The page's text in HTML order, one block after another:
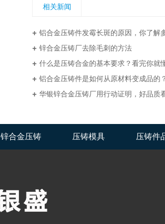
相关新闻
铝合金压铸件发霉长斑的原因，你了解多
锌合金压铸厂去除毛刺的方法
什么是压铸合金的基本要求？看完你就
铝合金压铸件是如何从原材料变成品的
华银锌合金压铸厂用行动证明，好品质看得
锌合金压铸 压铸模具 压铸件